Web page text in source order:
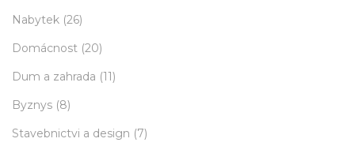
Nabytek (26)
Domácnost (20)
Dum a zahrada (11)
Byznys (8)
Stavebnictvi a design (7)